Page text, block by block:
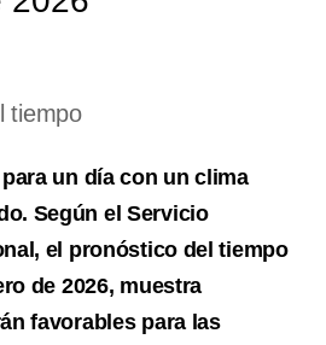
tiempo
un día con un clima
Según el Servicio
el pronóstico del tiempo
de 2026, muestra
favorables para las